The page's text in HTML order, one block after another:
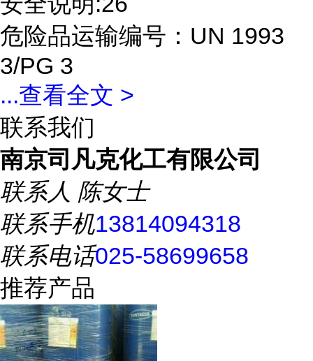
危险品运输编号：UN 1993
3/PG 3
...查看全文 >
联系我们
南京司凡克化工有限公司
联系人 陈女士
联系手机13814094318
联系电话025-58699658
推荐产品